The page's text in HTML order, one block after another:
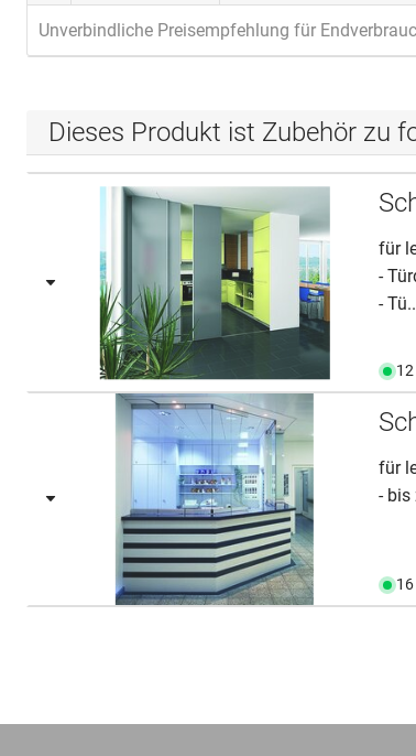
Unverbindliche Preisempfehlung für
Dieses Produkt ist Zubehör zu
für
-
-
12
für
- bis
16